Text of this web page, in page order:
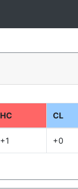
HC CL
+1 +0